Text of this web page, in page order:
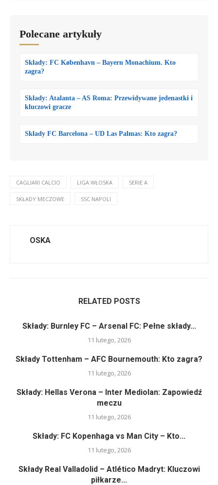
Polecane artykuły
Składy: FC København – Bayern Monachium. Kto
zagra?
Składy: Atalanta – AS Roma: Przewidywane jedenastki i
kluczowi gracze
Składy FC Barcelona – UD Las Palmas: Kto zagra?
CAGLIARI CALCIO LIGA WŁOSKA SERIE A
SKŁADY MECZOWE SSC NAPOLI
OSKA
RELATED POSTS
Składy: Burnley FC – Arsenal FC: Pełne składy...
11 lutego, 2026
Składy Tottenham – AFC Bournemouth: Kto zagra?
11 lutego, 2026
Składy: Hellas Verona – Inter Mediolan: Zapowiedź
meczu
11 lutego, 2026
Składy: FC Kopenhaga vs Man City – Kto...
11 lutego, 2026
Składy Real Valladolid – Atlético Madryt: Kluczowi
piłkarze...